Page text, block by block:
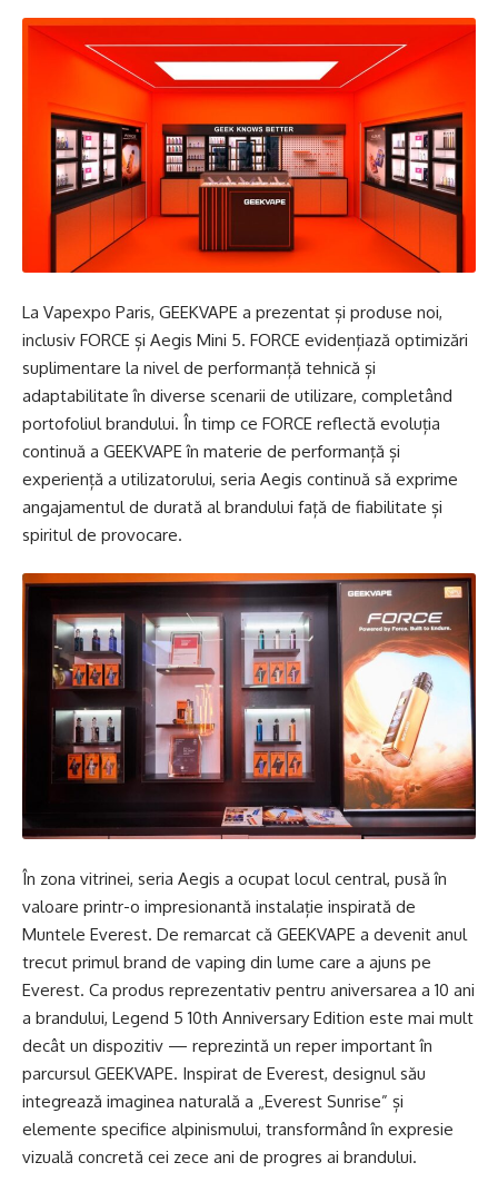
La Vapexpo Paris, GEEKVAPE a prezentat și produse noi,
inclusiv FORCE și Aegis Mini 5. FORCE evidențiază optimizări
suplimentare la nivel de performanță tehnică și
adaptabilitate în diverse scenarii de utilizare, completând
portofoliul brandului. În timp ce FORCE reflectă evoluția
continuă a GEEKVAPE în materie de performanță și
experiență a utilizatorului, seria Aegis continuă să exprime
angajamentul de durată al brandului față de fiabilitate și
spiritul de provocare.
În zona vitrinei, seria Aegis a ocupat locul central, pusă în
valoare printr-o impresionantă instalație inspirată de
Muntele Everest. De remarcat că GEEKVAPE a devenit anul
trecut primul brand de vaping din lume care a ajuns pe
Everest. Ca produs reprezentativ pentru aniversarea a 10 ani
a brandului, Legend 5 10th Anniversary Edition este mai mult
decât un dispozitiv — reprezintă un reper important în
parcursul GEEKVAPE. Inspirat de Everest, designul său
integrează imaginea naturală a „Everest Sunrise” și
elemente specifice alpinismului, transformând în expresie
vizuală concretă cei zece ani de progres ai brandului.